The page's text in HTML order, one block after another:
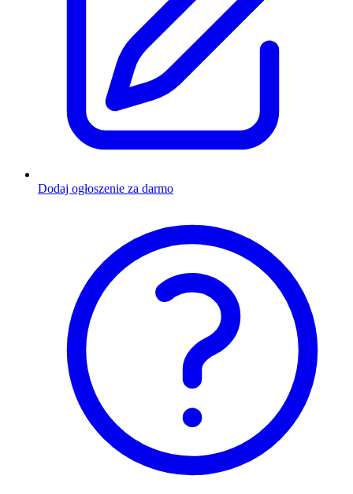
Dodaj ogłoszenie za darmo